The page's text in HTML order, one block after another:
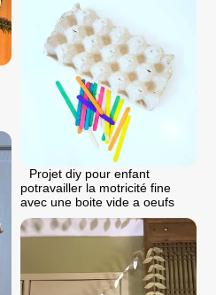
Projet diy pour enfant
potravailler la motricité fine
avec une boite vide a oeufs